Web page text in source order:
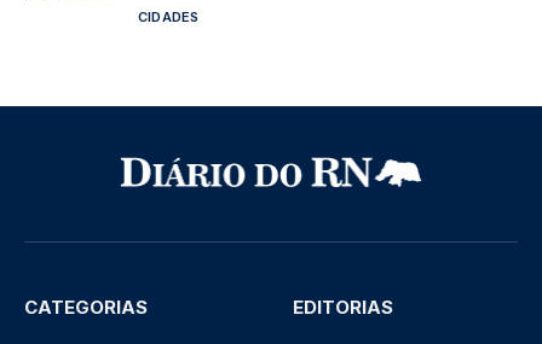
CIDADES
CATEGORIAS EDITORIAS